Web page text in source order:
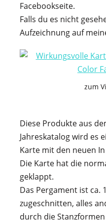
Facebookseite.
Falls du es nicht
Aufzeichnung auf
zum
Diese Produkte aus
Jahreskatalog wird es
Karte mit den neuen
Die Karte hat die
geklappt.
Das Pergament ist ca.
zugeschnitten, alles
durch die Stanzformen